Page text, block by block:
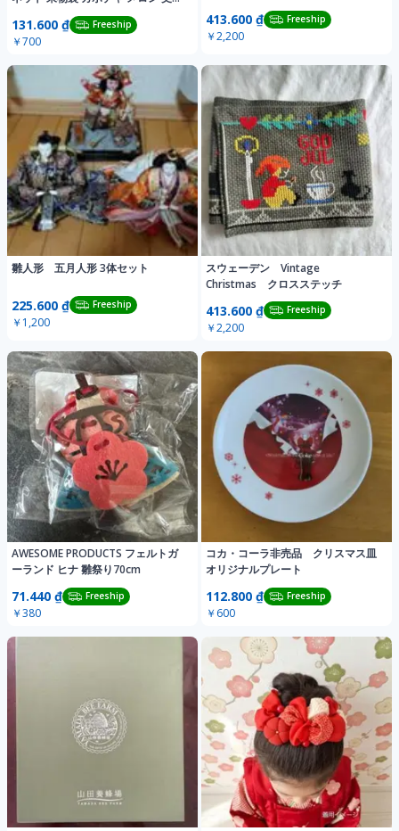
131.600 ₫ Freeship
￥700
413.600 ₫ Freeship
￥2,200
雛人形 五月人形 3体セット
225.600 ₫ Freeship
￥1,200
スウェーデン Vintage
Christmas クロスステッチ
413.600 ₫ Freeship
￥2,200
AWESOME PRODUCTS フェルトガ
ーランド ヒナ 雛祭り70cm
71.440 ₫ Freeship
￥380
コカ・コーラ非売品 クリスマス皿
オリジナルプレート
112.800 ₫ Freeship
￥600